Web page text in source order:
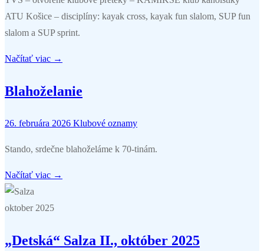
ATU Košice – disciplíny: kayak cross, kayak fun slalom, SUP fun
slalom a SUP sprint.
Načítať viac →
Blahoželanie
26. februára 2026 Klubové oznamy
Stando, srdečne blahoželáme k 70-tinám.
Načítať viac →
„Detská“ Salza II., október 2025